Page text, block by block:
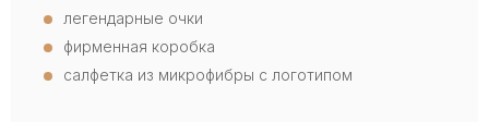
легендарные очки
фирменная коробка
салфетка из микрофибры с логотипом